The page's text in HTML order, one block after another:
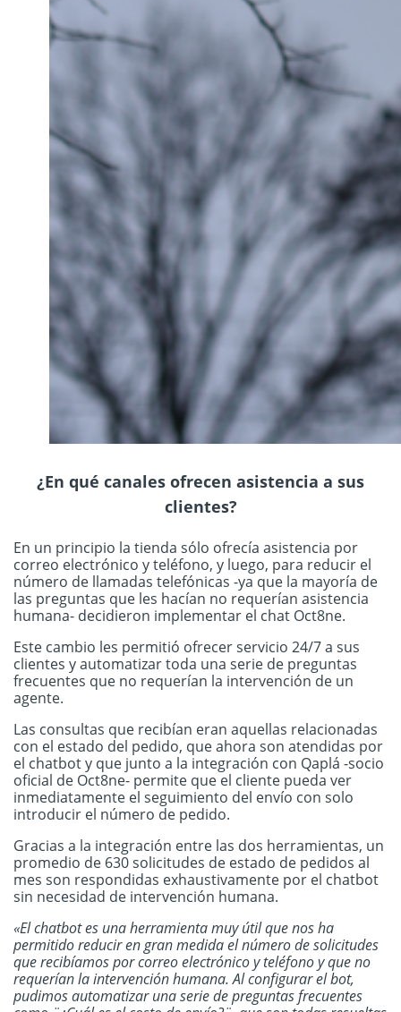
¿En qué canales ofrecen asistencia a sus
clientes?
En un principio la tienda sólo ofrecía asistencia por
correo electrónico y teléfono, y luego, para reducir el
número de llamadas telefónicas -ya que la mayoría de
las preguntas que les hacían no requerían asistencia
humana- decidieron implementar el chat Oct8ne.
Este cambio les permitió ofrecer servicio 24/7 a sus
clientes y automatizar toda una serie de preguntas
frecuentes que no requerían la intervención de un
agente.
Las consultas que recibían eran aquellas relacionadas
con el estado del pedido, que ahora son atendidas por
el chatbot y que junto a la integración con Qaplá -socio
oficial de Oct8ne- permite que el cliente pueda ver
inmediatamente el seguimiento del envío con solo
introducir el número de pedido.
Gracias a la integración entre las dos herramientas, un
promedio de 630 solicitudes de estado de pedidos al
mes son respondidas exhaustivamente por el chatbot
sin necesidad de intervención humana.
«El chatbot es una herramienta muy útil que nos ha
permitido reducir en gran medida el número de solicitudes
que recibíamos por correo electrónico y teléfono y que no
requerían la intervención humana. Al configurar el bot,
pudimos automatizar una serie de preguntas frecuentes